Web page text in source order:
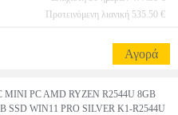
Προτεινόμενη λιανική 535.50 €
Αγορά
MINI PC AMD RYZEN R2544U 8GB
SSD WIN11 PRO SILVER K1-R2544U